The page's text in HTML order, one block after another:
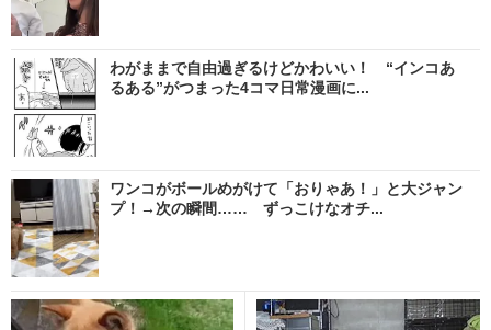
わがままで自由過ぎるけどかわいい！ “インコあ
るある”がつまった4コマ日常漫画に...
ワンコがボールめがけて「おりゃあ！」と大ジャン
プ！→次の瞬間…… ずっこけなオチ...